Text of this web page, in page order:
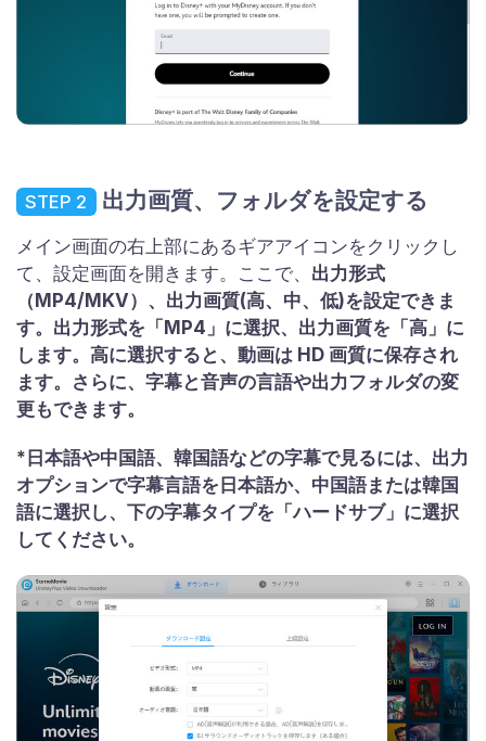
STEP 2 出力画質、フォルダを設定する
メイン画面の右上部にあるギアアイコンをクリックし
て、設定画面を開きます。ここで、 出力形式
（MP4/MKV）、出力画質(高、中、低)を設定できま
す。出力形式を「MP4」に選択、出力画質を「高」に
します。高に選択すると、動画は HD 画質に保存され
ます。さらに、字幕と音声の言語や出力フォルダの変
更もできます。
*日本語や中国語、韓国語などの字幕で見るには、出力
オプションで字幕言語を日本語か、中国語または韓国
語に選択し、下の字幕タイプを「ハードサブ」に選択
してください。